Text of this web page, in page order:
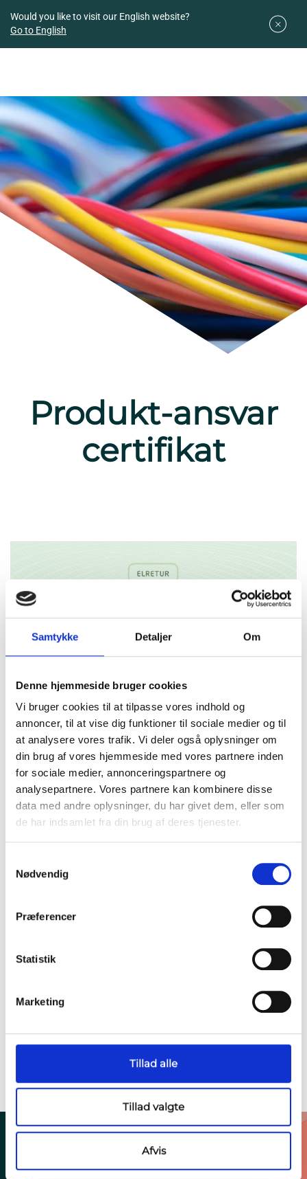
Samtykke Detaljer Om
Denne hjemmeside bruger cookies
Vi bruger cookies til at tilpasse vores indhold og
annoncer, til at vise dig funktioner til sociale medier og til
at analysere vores trafik. Vi deler også oplysninger om
din brug af vores hjemmeside med vores partnere inden
for sociale medier, annonceringspartnere og
analysepartnere. Vores partnere kan kombinere disse
data med andre oplysninger, du har givet dem, eller som
de har indsamlet fra din brug af deres tjenester.
Nødvendig
Præferencer
Statistik
Marketing
Tillad alle
Tillad valgte
Afvis
Would you like to visit our English website?
Go to English
Produkt-ansvar
certifikat